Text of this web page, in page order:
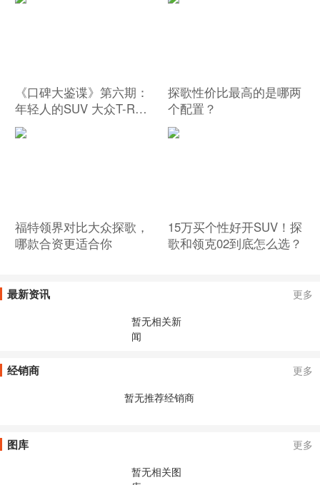
《口碑大鉴谍》第六期：
年轻人的SUV 大众T-Roc
探歌
探歌性价比最高的是哪两
个配置？
福特领界对比大众探歌，
哪款合资更适合你
15万买个性好开SUV！探
歌和领克02到底怎么选？
最新资讯
更多
暂无相关新
闻
经销商
更多
暂无推荐经销商
图库
更多
暂无相关图